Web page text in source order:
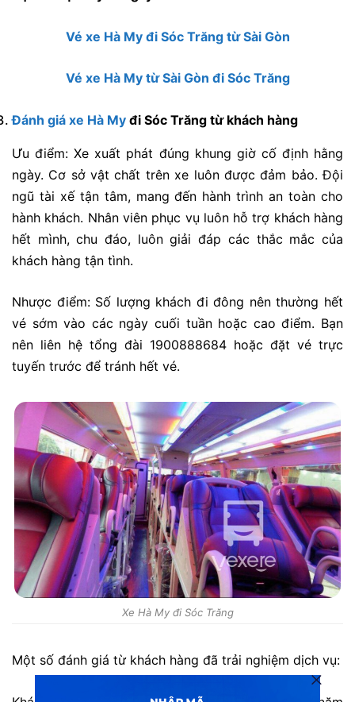
Vé xe Hà My đi Sóc Trăng từ Sài Gòn
Vé xe Hà My từ Sài Gòn đi Sóc Trăng
Đánh giá xe Hà My đi Sóc Trăng từ khách hàng
Ưu điểm: Xe xuất phát đúng khung giờ cố định hằng
ngày. Cơ sở vật chất trên xe luôn được đảm bảo. Đội
ngũ tài xế tận tâm, mang đến hành trình an toàn cho
hành khách. Nhân viên phục vụ luôn hỗ trợ khách hàng
hết mình, chu đáo, luôn giải đáp các thắc mắc của
khách hàng tận tình.
Nhược điểm: Số lượng khách đi đông nên thường hết
vé sớm vào các ngày cuối tuần hoặc cao điểm. Bạn
nên liên hệ tổng đài 1900888684 hoặc đặt vé trực
tuyến trước để tránh hết vé.
Xe Hà My đi Sóc Trăng
Một số đánh giá từ khách hàng đã trải nghiệm dịch vụ: